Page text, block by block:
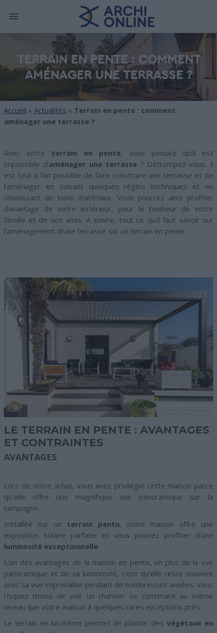
TERRAIN EN PENTE : COMMENT
AMÉNAGER UNE TERRASSE ?
Accueil » Actualités » Terrain en pente : comment
aménager une terrasse ?
Avec votre terrain en pente, vous pensez qu’il est
impossible d’aménager une terrasse ? Détrompez-vous, il
est tout à fait possible de faire construire une terrasse et de
l’aménager en suivant quelques règles techniques et en
choisissant de bons matériaux. Vous pourrez ainsi profiter
davantage de votre extérieur, pour le bonheur de votre
famille et de vos amis. A suivre, tout ce qu’il faut savoir sur
l’aménagement d’une terrasse sur un terrain en pente.
LE TERRAIN EN PENTE : AVANTAGES
ET CONTRAINTES
AVANTAGES
Lors de votre achat, vous avez privilégié cette maison parce
qu’elle offre une magnifique vue panoramique sur la
campagne.
Installée sur un terrain pentu, votre maison offre une
exposition solaire parfaite et vous pouvez profiter d’une
luminosité exceptionnelle.
L’un des avantages de la maison en pente, en plus de la vue
panoramique et de sa luminosité, c’est qu’elle reste souvent
avec sa vue imprenable pendant de nombreuses années. Vous
risquez moins de voir un chantier se construire au même
niveau que votre maison à quelques rares exceptions près.
Le terrain en lui-même permet de planter desvégétaux en